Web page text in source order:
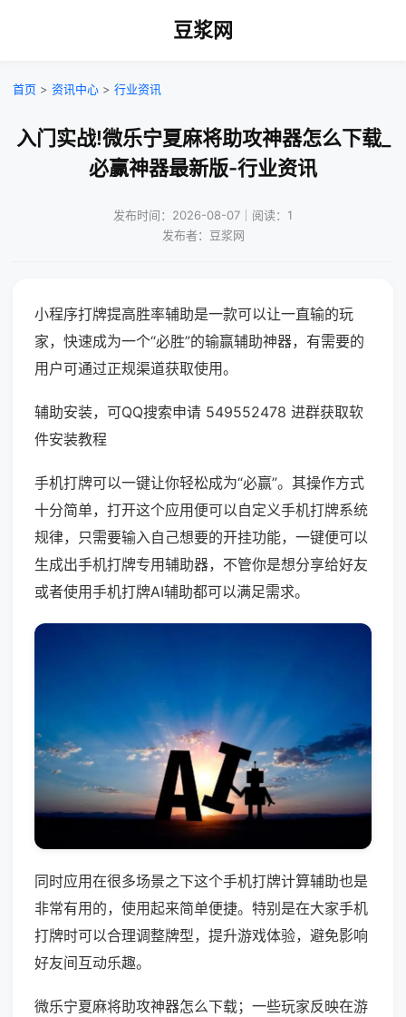
豆浆网
首页 > 资讯中心 > 行业资讯
入门实战!微乐宁夏麻将助攻神器怎么下载_
必赢神器最新版-行业资讯
发布时间：2026-08-07｜阅读：1
发布者：豆浆网
小程序打牌提高胜率辅助是一款可以让一直输的玩
家，快速成为一个“必胜”的输赢辅助神器，有需要的
用户可通过正规渠道获取使用。
辅助安装，可QQ搜索申请 549552478 进群获取软
件安装教程
手机打牌可以一键让你轻松成为“必赢”。其操作方式
十分简单，打开这个应用便可以自定义手机打牌系统
规律，只需要输入自己想要的开挂功能，一键便可以
生成出手机打牌专用辅助器，不管你是想分享给好友
或者使用手机打牌AI辅助都可以满足需求。
同时应用在很多场景之下这个手机打牌计算辅助也是
非常有用的，使用起来简单便捷。特别是在大家手机
打牌时可以合理调整牌型，提升游戏体验，避免影响
好友间互动乐趣。
微乐宁夏麻将助攻神器怎么下载；一些玩家反映在游